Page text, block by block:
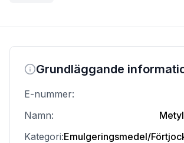
Grundläggande
E-nummer:
Namn:
Kategori:Emulgeringsmedel/